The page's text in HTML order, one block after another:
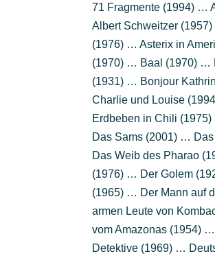
71 Fragmente (1994) …
Albert Schweitzer
(1976) … Asterix in
(1970) … Baal (1970) …
(1931) … Bonjour
Charlie und Louise
Erdbeben in Chili
Das Sams (2001) …
Das Weib des Pharao
(1976) … Der Golem
(1965) … Der Mann auf
armen Leute von
vom Amazonas (1954)
Detektive (1969) …